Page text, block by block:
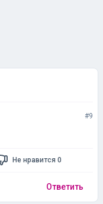
#9
Не нравится 0
Ответить